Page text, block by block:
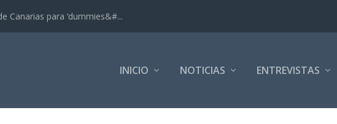
Canarias para ‘dummies&#...
INICIO NOTICIAS ENTREVISTAS